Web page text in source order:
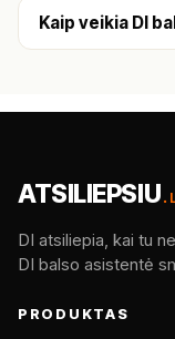
Kaip veikia DI
ATSILIEPSIU
DI atsiliepia, kai tu
DI balso asistentė
PRODUKTAS